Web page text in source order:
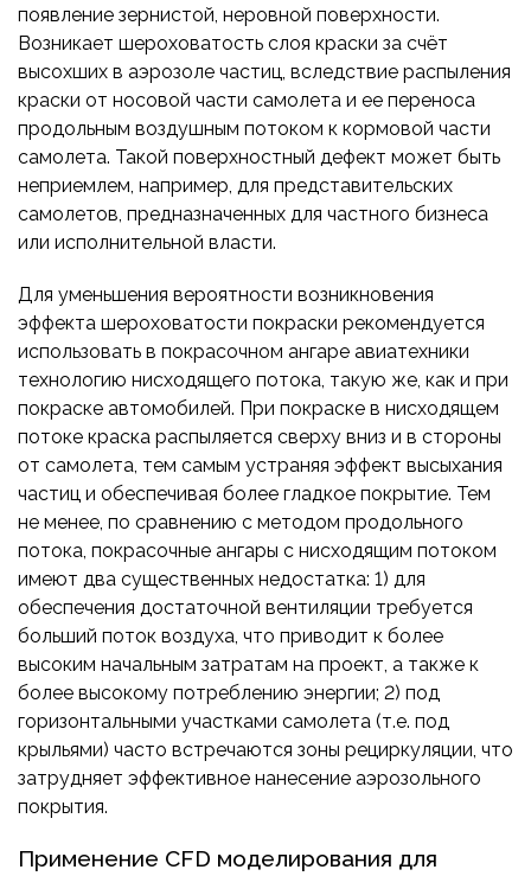
появление зернистой, неровной поверхности.
Возникает шероховатость слоя краски за счёт
высохших в аэрозоле частиц, вследствие распыления
краски от носовой части самолета и ее переноса
продольным воздушным потоком к кормовой части
самолета. Такой поверхностный дефект может быть
неприемлем, например, для представительских
самолетов, предназначенных для частного бизнеса
или исполнительной власти.
Для уменьшения вероятности возникновения
эффекта шероховатости покраски рекомендуется
использовать в покрасочном ангаре авиатехники
технологию нисходящего потока, такую же, как и при
покраске автомобилей. При покраске в нисходящем
потоке краска распыляется сверху вниз и в стороны
от самолета, тем самым устраняя эффект высыхания
частиц и обеспечивая более гладкое покрытие. Тем
не менее, по сравнению с методом продольного
потока, покрасочные ангары с нисходящим потоком
имеют два существенных недостатка: 1) для
обеспечения достаточной вентиляции требуется
больший поток воздуха, что приводит к более
высоким начальным затратам на проект, а также к
более высокому потреблению энергии; 2) под
горизонтальными участками самолета (т.е. под
крыльями) часто встречаются зоны рециркуляции, что
затрудняет эффективное нанесение аэрозольного
покрытия.
Применение CFD моделирования для